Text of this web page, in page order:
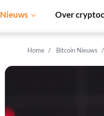
Nieuws Over
Home Bitcoin Nieuws